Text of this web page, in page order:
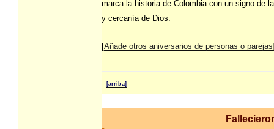
marca la historia de Colombia con un signo de
y cercanía de Dios.
[Añade otros aniversarios de personas o parejas
[arriba]